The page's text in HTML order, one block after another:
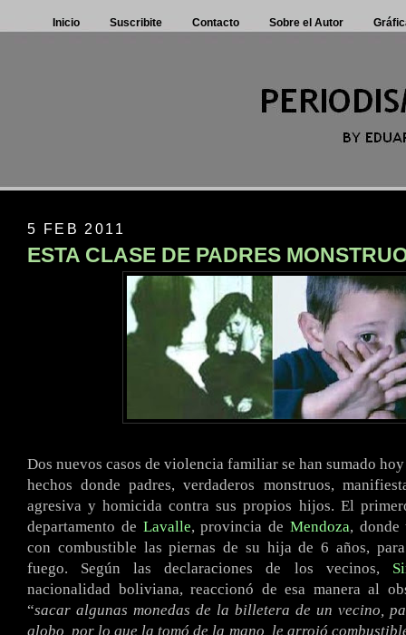
Inicio Suscribite Contacto Sobre el Autor
5 FEB 2011
ESTA CLASE DE PADRES
Dos nuevos casos de violencia familiar se han sumado
hechos donde padres, verdaderos monstruos,
agresiva y homicida contra sus propios hijos. El
departamento de Lavalle, provincia de Mendoza, donde
con combustible las piernas de su hija de 6 años,
fuego. Según las declaraciones de los vecinos,
nacionalidad boliviana, reaccionó de esa manera al
“sacar algunas monedas de la billetera de un vecino,
globo, por lo que la tomó de la mano, le arrojó